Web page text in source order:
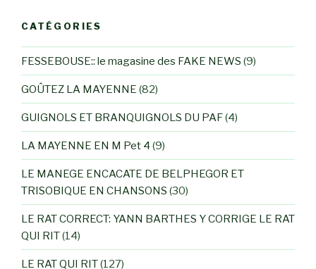
CATÉGORIES
FESSEBOUSE:: le magasine des FAKE NEWS (9)
GOÛTEZ LA MAYENNE (82)
GUIGNOLS ET BRANQUIGNOLS DU PAF(4)
LA MAYENNE EN M Pet 4 (9)
LE MANEGE ENCACATE DE BELPHEGOR ET
TRISOBIQUE EN CHANSONS (30)
LE RAT CORRECT: YANN BARTHES Y CORRIGE LE RAT
QUI RIT(14)
LE RAT QUI RIT(127)